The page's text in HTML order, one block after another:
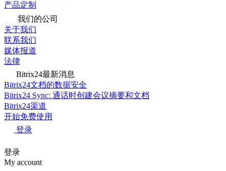
产品定制
我们的公司
关于我们
联系我们
媒体报道
法律
Bitrix24最新消息
Bitrix24文档的数据安全
Bitrix24 Sync: 通话时创建会议摘要和文档
Bitrix24渠道
开始免费使用
登录
登录
My account